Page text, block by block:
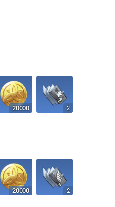
20000 2
20000 2